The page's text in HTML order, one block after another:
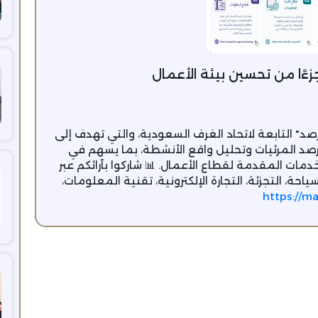
من تحسين بيئة الأعمال
لاتحاد الغرف السعودية، والتي تهدف إلى
المرئيات وتحليل واقع الأنشطة، بما يسهم في
المقدمة لقطاع الأعمال. 📊 شاركوا بآرائكم عبر
التجزئة، التجارة الإلكترونية، تقنية المعلومات،
https://